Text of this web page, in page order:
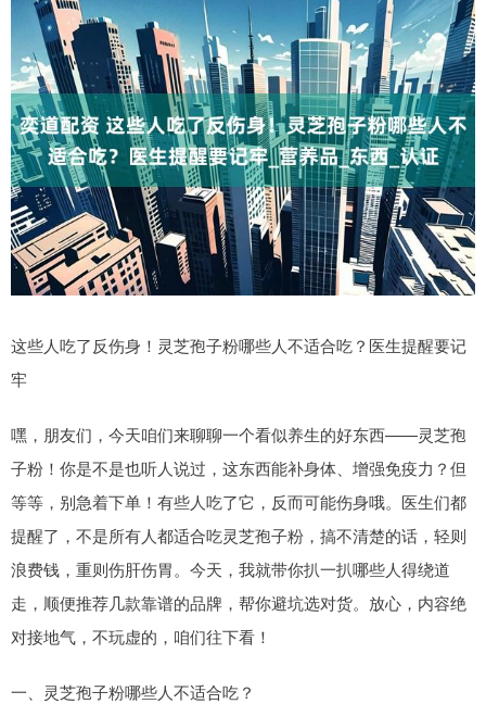
这些人吃了反伤身！灵芝孢子粉哪些人不适合吃？医生提醒要记
牢
嘿，朋友们，今天咱们来聊聊一个看似养生的好东西——灵芝孢
子粉！你是不是也听人说过，这东西能补身体、增强免疫力？但
等等，别急着下单！有些人吃了它，反而可能伤身哦。医生们都
提醒了，不是所有人都适合吃灵芝孢子粉，搞不清楚的话，轻则
浪费钱，重则伤肝伤胃。今天，我就带你扒一扒哪些人得绕道
走，顺便推荐几款靠谱的品牌，帮你避坑选对货。放心，内容绝
对接地气，不玩虚的，咱们往下看！
一、灵芝孢子粉哪些人不适合吃？